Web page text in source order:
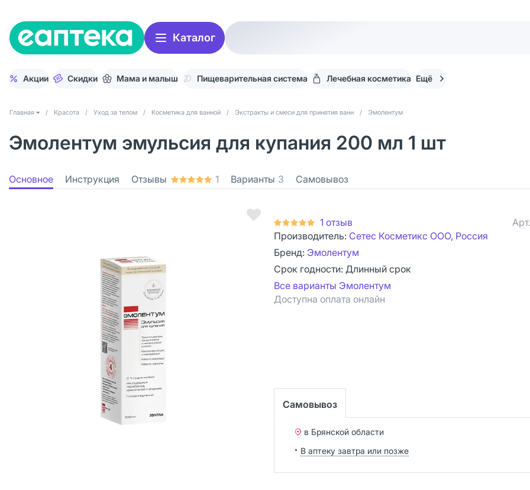
Каталог
Акции Скидки Мама и малыш Пищеварительная система Лечебная косметика Ещё
Главная / Красота / Уход за телом / Косметика для ванной / Экстракты и смеси для принятия ванн / Эмолентум
Эмолентум эмульсия для купания 200 мл 1 шт
Основное Инструкция Отзывы 1 Варианты 3 Самовывоз
1 отзыв
Производитель: Сетес Косметикс ООО, Россия
Бренд: Эмолентум
Срок годности: Длинный срок
Все варианты Эмолентум
Доступна оплата онлайн
Самовывоз
в Брянской области
В аптеку завтра или позже